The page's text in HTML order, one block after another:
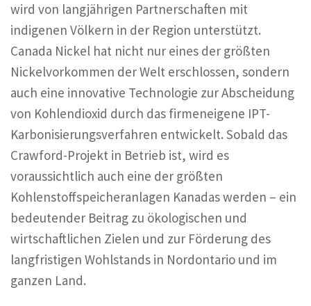
wird von langjährigen Partnerschaften mit
indigenen Völkern in der Region unterstützt.
Canada Nickel hat nicht nur eines der größten
Nickelvorkommen der Welt erschlossen, sondern
auch eine innovative Technologie zur Abscheidung
von Kohlendioxid durch das firmeneigene IPT-
Karbonisierungsverfahren entwickelt. Sobald das
Crawford-Projekt in Betrieb ist, wird es
voraussichtlich auch eine der größten
Kohlenstoffspeicheranlagen Kanadas werden – ein
bedeutender Beitrag zu ökologischen und
wirtschaftlichen Zielen und zur Förderung des
langfristigen Wohlstands in Nordontario und im
ganzen Land.